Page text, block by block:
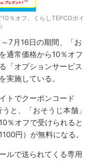
％オフ。くらしTEPCOポイ
7月16日の期間、「お
通常価格から10％オフ
「オプションサービス
実施している。
トでクーポンコード
と、「おそうじ本舗」
％オフで受けられると
円）が無料になる。
ルで送られてくる専用